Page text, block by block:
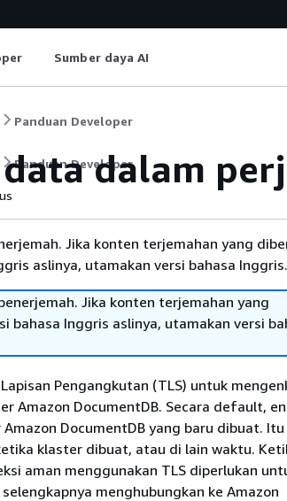
Sumber daya AI
Panduan Developer
Panduan Developerdalam
Jika konten terjemahan yang
aslinya, utamakan versi bahasa Inggris.
Jika konten terjemahan yang
bahasa Inggris aslinya, utamakan versi
Pengangkutan (TLS) untuk
Amazon DocumentDB. Secara default,
DocumentDB yang baru dibuat. Itu
klaster dibuat, atau di lain waktu.
aman menggunakan TLS diperlukan
menghubungkan ke Amazon